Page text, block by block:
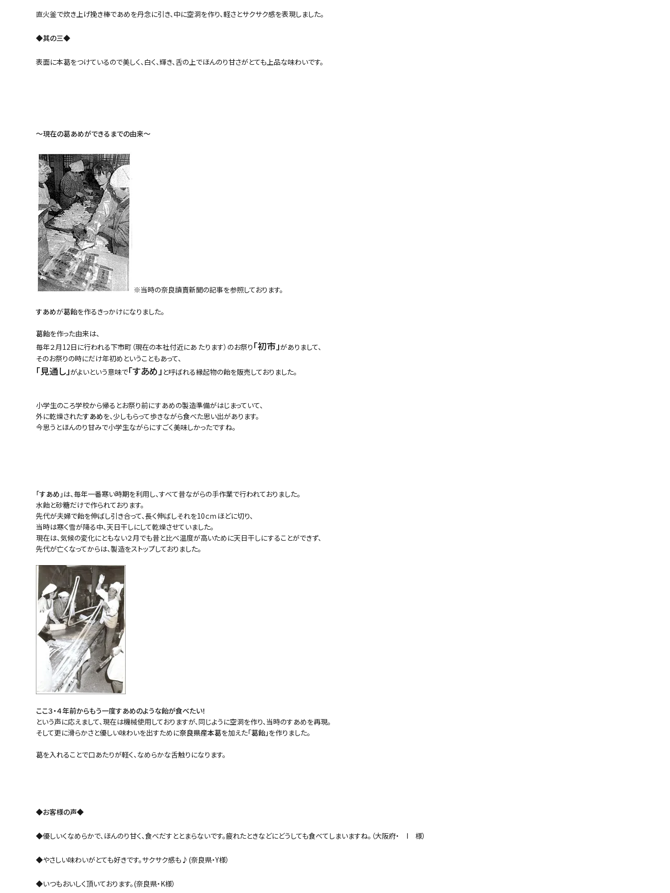
直火釜で炊き上げ挽き棒であめを丹念に引き、中に空洞を作り、軽さとサクサク感を表現しました。
◆其の三◆
表面に本葛をつけているので美しく、白く、輝き、舌の上でほんのり甘さがとても上品な味わいです。
～現在の葛あめができるまでの由来～
※当時の奈良讀賣新聞の記事を参照しております。
すあめが葛飴を作るきっかけになりました。
葛飴を作った由来は、
毎年２月12日に行われる下市町（現在の本社付近にあ たります）のお祭り 「初市」がありまして、
そのお祭りの時にだけ年初めということもあって、
「見通し」がよいという意味で「すあめ」 と呼ばれる縁起物の飴を販売しておりました。
小学生のころ学校から帰るとお祭り前にすあめの製造準備がはじまっていて、
外に乾燥されたすあめを、少しもらって歩きながら食べた思い出があります。
今思うとほんのり甘みで小学生ながらにすごく美味しかったですね。
「すあめ」 は、毎年一番寒い時期を利用し、すべて昔ながらの手作業で行われておりました。
水飴と砂糖だけで作られております。
先代が夫婦で飴を伸ばし引き合って、長く伸ばしそれを10ｃｍほどに切り、
当時は寒く雪が降る中、天日干しにして乾燥させていました。
現在は、気候の変化にともない２月でも昔と比べ温度が高いために天日干しにすることができず、
先代が亡くなってからは、製造をストップしておりました。
ここ３・４年前からもう一度すあめのような飴が食べたい！
という声に応えまして、現在は機械使用しておりますが、同じように空洞を作り、当時のすあめを再現。
そして更に滑らかさと優しい味わいを出すために奈良県産本葛を加えた「葛飴」を作りました。
葛を入れることで口あたりが軽く、なめらかな舌触りになります。
◆お客様の声◆
◆優しいくなめらかで、ほんのり甘く、食べだすととまらないです。疲れたときなどにどうしても食べてしまいますね。（大阪府・ I 様）
◆やさしい味わいがとても好きです。サクサク感も♪(奈良県・Y様）
◆いつもおいしく頂いております。(奈良県・K様）